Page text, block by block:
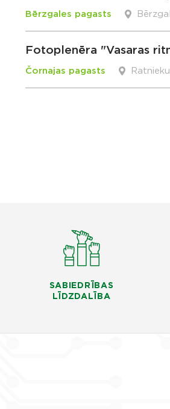
Bērzgales pagasts
Fotoplenēra "Vasaras
Čornajas pagasts
SABIEDRĪBAS
LĪDZDALĪBA